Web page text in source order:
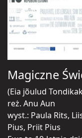
Magiczne
(Eia jõulud
reż. Anu Aun
wyst.: Paula Rits,
Pius, Priit Pius